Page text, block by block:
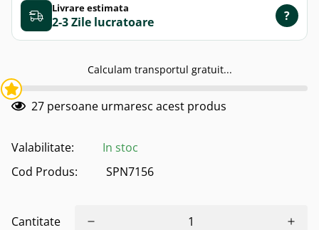
Livrare estimata
2-3 Zile ?
Calculam transportul gratuit...
27 persoane urmaresc acest produs
Valabilitate:
In stoc
Cod Produs:
SPN7156
Cantitate